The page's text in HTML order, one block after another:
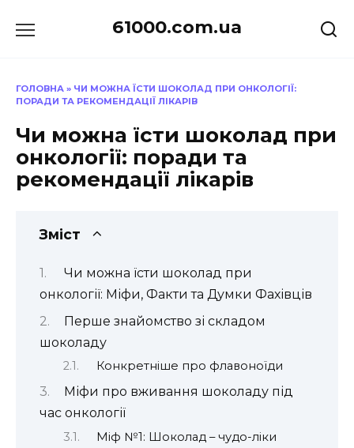
до
61000.com.ua
ГОЛОВНА » ЧИ МОЖНА ЇСТИ ШОКОЛАД ПРИ ОНКОЛОГІЇ:
ПОРАДИ ТА РЕКОМЕНДАЦІЇ ЛІКАРІВ
Чи можна їсти шоколад при
онкології: поради та
рекомендації лікарів
Зміст
Чи можна їсти шоколад при
онкології: Міфи, Факти та Думки Фахівців
Перше знайомство зі складом
шоколаду
Конкретніше про флавоноїди
Міфи про вживання шоколаду під
час онкології
Міф №1: Шоколад – чудо-ліки